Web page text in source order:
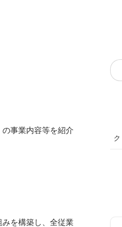
事業内容等を紹介
を構築し、全従業